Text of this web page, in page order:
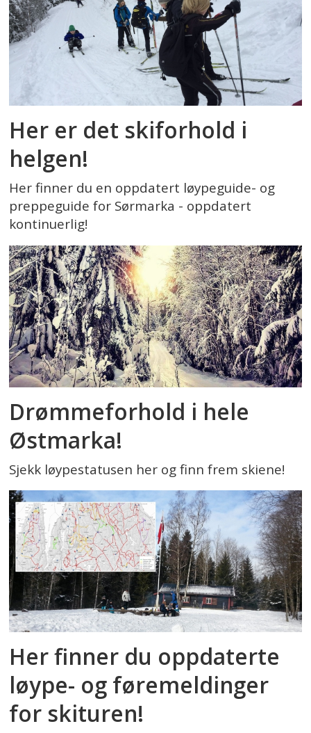
Her er det skiforhold i
helgen!
Her finner du en oppdatert løypeguide- og
preppeguide for Sørmarka - oppdatert
kontinuerlig!
Drømmeforhold i hele
Østmarka!
Sjekk løypestatusen her og finn frem skiene!
Her finner du oppdaterte
løype- og føremeldinger
for skituren!